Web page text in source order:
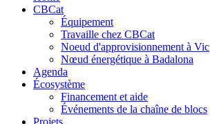
CBCat
Équipement
Travaille chez CBCat
Noeud d'approvisionnement à Vic
Nœud énergétique à Badalona
Agenda
Écosystème
Financement et aide
Événements de la chaîne de blocs
Projets